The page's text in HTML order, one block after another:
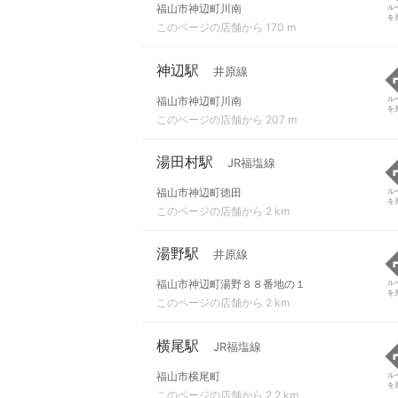
福山市神辺町川南
このページの店舗から 170 m
ル
を
神辺駅 井原線
福山市神辺町川南
このページの店舗から 207 m
ル
を
湯田村駅 JR福塩線
福山市神辺町徳田
このページの店舗から 2 km
ル
を
湯野駅 井原線
福山市神辺町湯野８８番地の１
このページの店舗から 2 km
ル
を
横尾駅 JR福塩線
福山市横尾町
このページの店舗から 2.2 km
ル
を